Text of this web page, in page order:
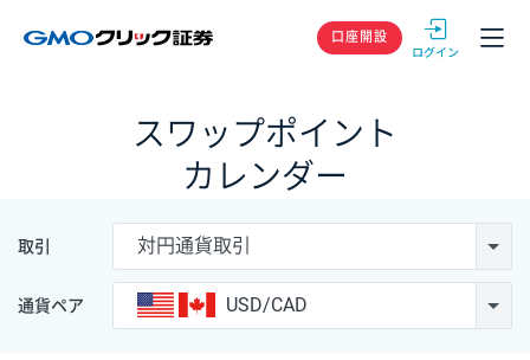
GMOクリック
口座開設
スワップポイント
カレンダー
取引 対円通貨取引
通貨ペア USD/CAD